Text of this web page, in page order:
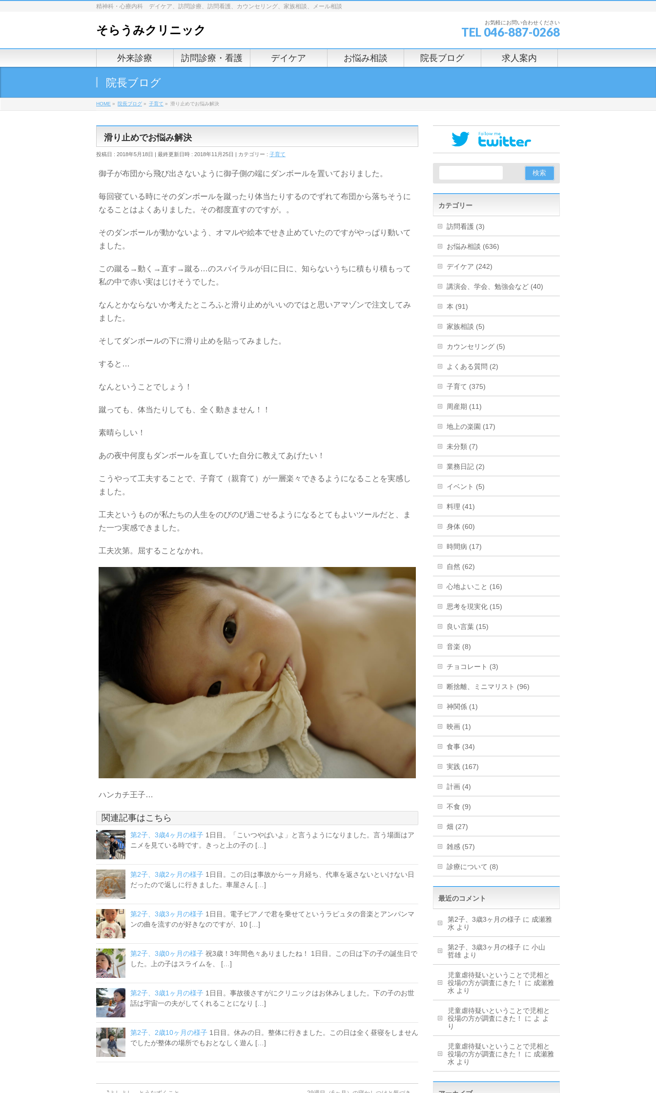
精神科・心療内科 デイケア、訪問診療、訪問看護、カウンセリング、家族相談、メール相談
そらうみクリニック
お気軽にお問い合わせください
TEL 046-887-0268
外来診療 訪問診療・看護 デイケア お悩み相談 院長ブログ 求人案内
院長ブログ
HOME » 院長ブログ » 子育て » 滑り止めでお悩み解決
滑り止めでお悩み解決
投稿日 : 2018年5月18日 最終更新日時 : 2018年11月25日 カテゴリー : 子育て
御子が布団から飛び出さないように御子側の端にダンボールを置いておりました。
毎回寝ている時にそのダンボールを蹴ったり体当たりするのでずれて布団から落ちそうに
なることはよくありました。その都度直すのですが。。
そのダンボールが動かないよう、オマルや絵本でせき止めていたのですがやっぱり動いて
ました。
この蹴る→動く→直す→蹴る…のスパイラルが日に日に、知らないうちに積もり積もって
私の中で赤い実はじけそうでした。
なんとかならないか考えたところふと滑り止めがいいのではと思いアマゾンで注文してみ
ました。
そしてダンボールの下に滑り止めを貼ってみました。
すると…
なんということでしょう！
蹴っても、体当たりしても、全く動きません！！
素晴らしい！
あの夜中何度もダンボールを直していた自分に教えてあげたい！
こうやって工夫することで、子育て（親育て）が一層楽々できるようになることを実感し
ました。
工夫というものが私たちの人生をのびのび過ごせるようになるとてもよいツールだと、ま
た一つ実感できました。
工夫次第。屈することなかれ。
ハンカチ王子…
関連記事はこちら
第2子、3歳4ヶ月の様子 1日目。「こいつやばいよ」と言うようになりました。言う場面はア
ニメを見ている時です。きっと上の子の […]
第2子、3歳2ヶ月の様子 1日目。この日は事故から一ヶ月経ち、代車を返さないといけない日
だったので返しに行きました。車屋さん […]
第2子、3歳3ヶ月の様子 1日目。電子ピアノで君を乗せてというラピュタの音楽とアンパンマ
ンの曲を流すのが好きなのですが、10 […]
第2子、3歳0ヶ月の様子 祝3歳！3年間色々ありましたね！ 1日目。この日は下の子の誕生日で
した。上の子はスライムを、 […]
第2子、3歳1ヶ月の様子 1日目。事故後さすがにクリニックはお休みしました。下の子のお世
話は宇宙一の夫がしてくれることになり […]
第2子、2歳10ヶ月の様子 1日目。休みの日。整体に行きました。この日は全く昼寝をしません
でしたが整体の場所でもおとなしく遊ん […]
カテゴリー
訪問看護 (3)
お悩み相談 (636)
デイケア (242)
講演会、学会、勉強会など (40)
本 (91)
家族相談 (5)
カウンセリング (5)
よくある質問 (2)
子育て (375)
周産期 (11)
地上の楽園 (17)
未分類 (7)
業務日記 (2)
イベント (5)
料理 (41)
身体 (60)
時間病 (17)
自然 (62)
心地よいこと (16)
思考を現実化 (15)
良い言葉 (15)
音楽 (8)
チョコレート (3)
断捨離、ミニマリスト (96)
神関係 (1)
映画 (1)
食事 (34)
実践 (167)
計画 (4)
不食 (9)
畑 (27)
雑感 (57)
診療について (8)
最近のコメント
第2子、3歳3ヶ月の様子 に 成瀬雅
水 より
第2子、3歳3ヶ月の様子 に 小山
哲雄 より
児童虐待疑いということで児相と
役場の方が調査にきた！
に 成瀬雅
水 より
児童虐待疑いということで児相と
役場の方が調査にきた！
に よ よ
り
児童虐待疑いということで児相と
役場の方が調査にきた！
に 成瀬雅
水 より